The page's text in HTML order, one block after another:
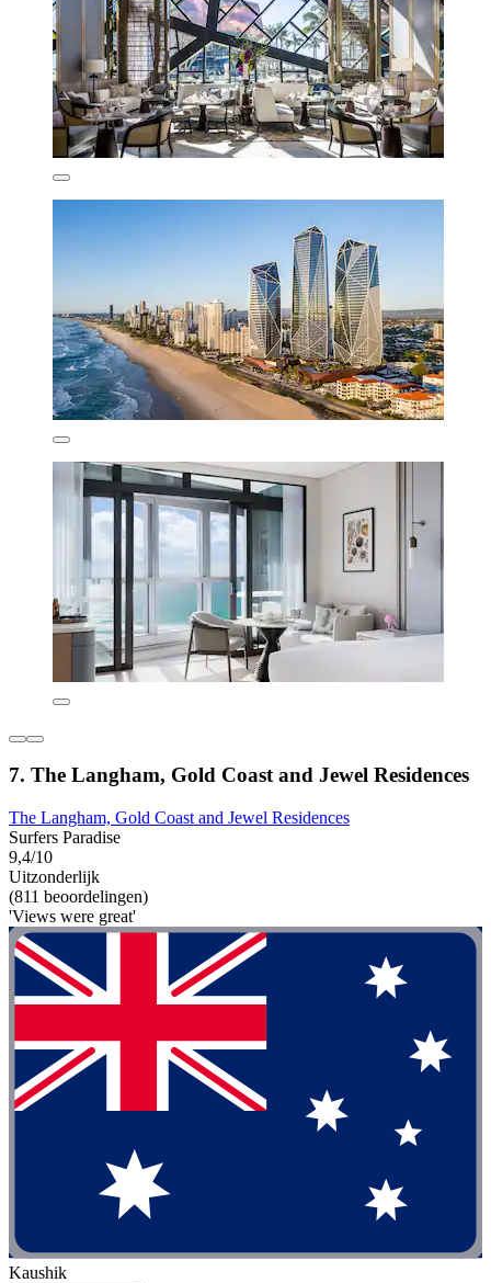
7. The Langham, Gold Coast and Jewel Residences
The Langham, Gold Coast and Jewel Residences
Surfers Paradise
9,4/10
Uitzonderlijk
(811 beoordelingen)
'Views were great'
Kaushik